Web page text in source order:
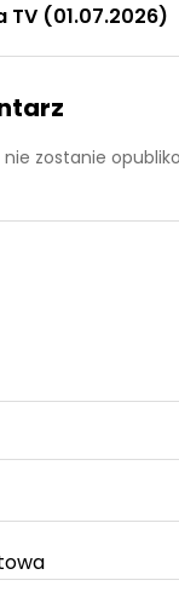
TV (01.07.2026)
zostanie